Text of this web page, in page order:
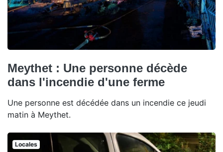
Meythet : Une personne décède
dans l'incendie d'une ferme
Une personne est décédée dans un incendie ce jeudi
matin à Meythet.
Locales